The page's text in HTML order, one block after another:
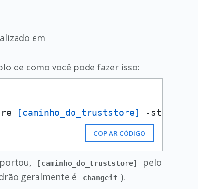
em
de como você pode fazer isso:
[caminho_do_truststore] -
COPIAR CÓDIGO
[caminho_do_truststore]
pelo
geralmente é changeit ).